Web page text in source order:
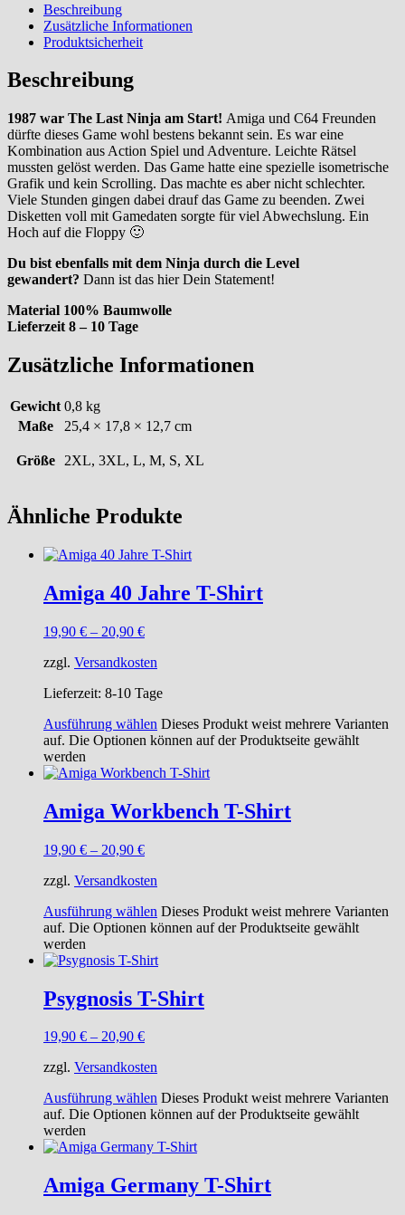
Beschreibung
Zusätzliche Informationen
Produktsicherheit
Beschreibung
1987 war The Last Ninja am Start! Amiga und C64 Freunden
dürfte dieses Game wohl bestens bekannt sein. Es war eine
Kombination aus Action Spiel und Adventure. Leichte Rätsel
mussten gelöst werden. Das Game hatte eine spezielle isometrische
Grafik und kein Scrolling. Das machte es aber nicht schlechter.
Viele Stunden gingen dabei drauf das Game zu beenden. Zwei
Disketten voll mit Gamedaten sorgte für viel Abwechslung. Ein
Hoch auf die Floppy 🙂
Du bist ebenfalls mit dem Ninja durch die Level
gewandert? Dann ist das hier Dein Statement!
Material 100% Baumwolle
Lieferzeit 8 – 10 Tage
Zusätzliche Informationen
Gewicht 0,8 kg
Maße
25,4 × 17,8 × 12,7 cm
Größe 2XL, 3XL, L, M, S, XL
Ähnliche Produkte
Amiga 40 Jahre T-Shirt
19,90 € – 20,90 €
zzgl. Versandkosten
Lieferzeit: 8-10 Tage
Ausführung wählen Dieses Produkt weist mehrere Varianten
auf. Die Optionen können auf der Produktseite gewählt
werden
Amiga Workbench T-Shirt
19,90 € – 20,90 €
zzgl. Versandkosten
Ausführung wählen Dieses Produkt weist mehrere Varianten
auf. Die Optionen können auf der Produktseite gewählt
werden
Psygnosis T-Shirt
19,90 € – 20,90 €
zzgl. Versandkosten
Ausführung wählen Dieses Produkt weist mehrere Varianten
auf. Die Optionen können auf der Produktseite gewählt
werden
Amiga Germany T-Shirt